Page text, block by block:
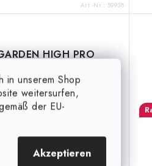
in unserem Shop
weitersurfen,
der EU-
Akzeptieren
Art.-Nr.: 59938
HIGH PRO
cm
(20 %)